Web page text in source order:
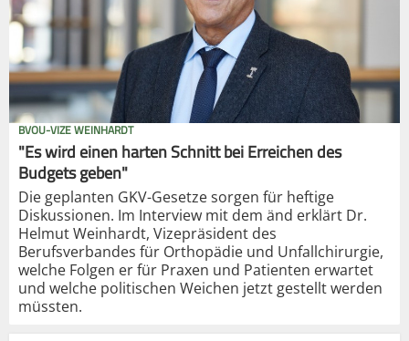
BVOU-VIZE WEINHARDT
"Es wird einen harten Schnitt bei Erreichen des
Budgets geben"
Die geplanten GKV-Gesetze sorgen für heftige
Diskussionen. Im Interview mit dem änd erklärt Dr.
Helmut Weinhardt, Vizepräsident des
Berufsverbandes für Orthopädie und Unfallchirurgie,
welche Folgen er für Praxen und Patienten erwartet
und welche politischen Weichen jetzt gestellt werden
müssten.